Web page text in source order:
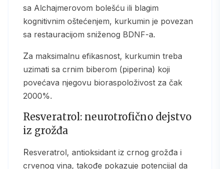
sa Alchajmerovom bolešću ili blagim
kognitivnim oštećenjem, kurkumin je povezan
sa restauracijom sniženog BDNF-a.
Za maksimalnu efikasnost, kurkumin treba
uzimati sa crnim biberom (piperina) koji
povećava njegovu bioraspoloživost za čak
2000%.
Resveratrol: neurotrofično dejstvo
iz grožđa
Resveratrol, antioksidant iz crnog grožđa i
crvenog vina, takođe pokazuje potencijal da